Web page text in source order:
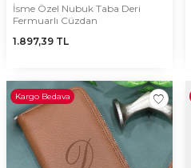
İsme Özel Nubuk Taba Deri
Fermuarlı Cüzdan
1.897,39 TL
Kargo Bedava